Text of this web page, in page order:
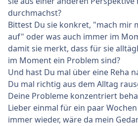
durchmachst?
Bittest Du sie konkret, "mach mir
auf" oder was auch immer im
damit sie merkt, dass für sie
im Moment ein Problem sind?
Und hast Du mal über eine Reha
Du mal richtig aus dem Alltag
Deine Probleme konzentriert
Lieber einmal für ein paar
immer wieder, wäre da mein